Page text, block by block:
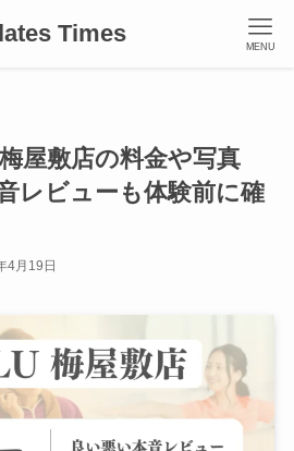
Times MENU
屋敷店の料金や写真
レビューも体験前に確
4月19日